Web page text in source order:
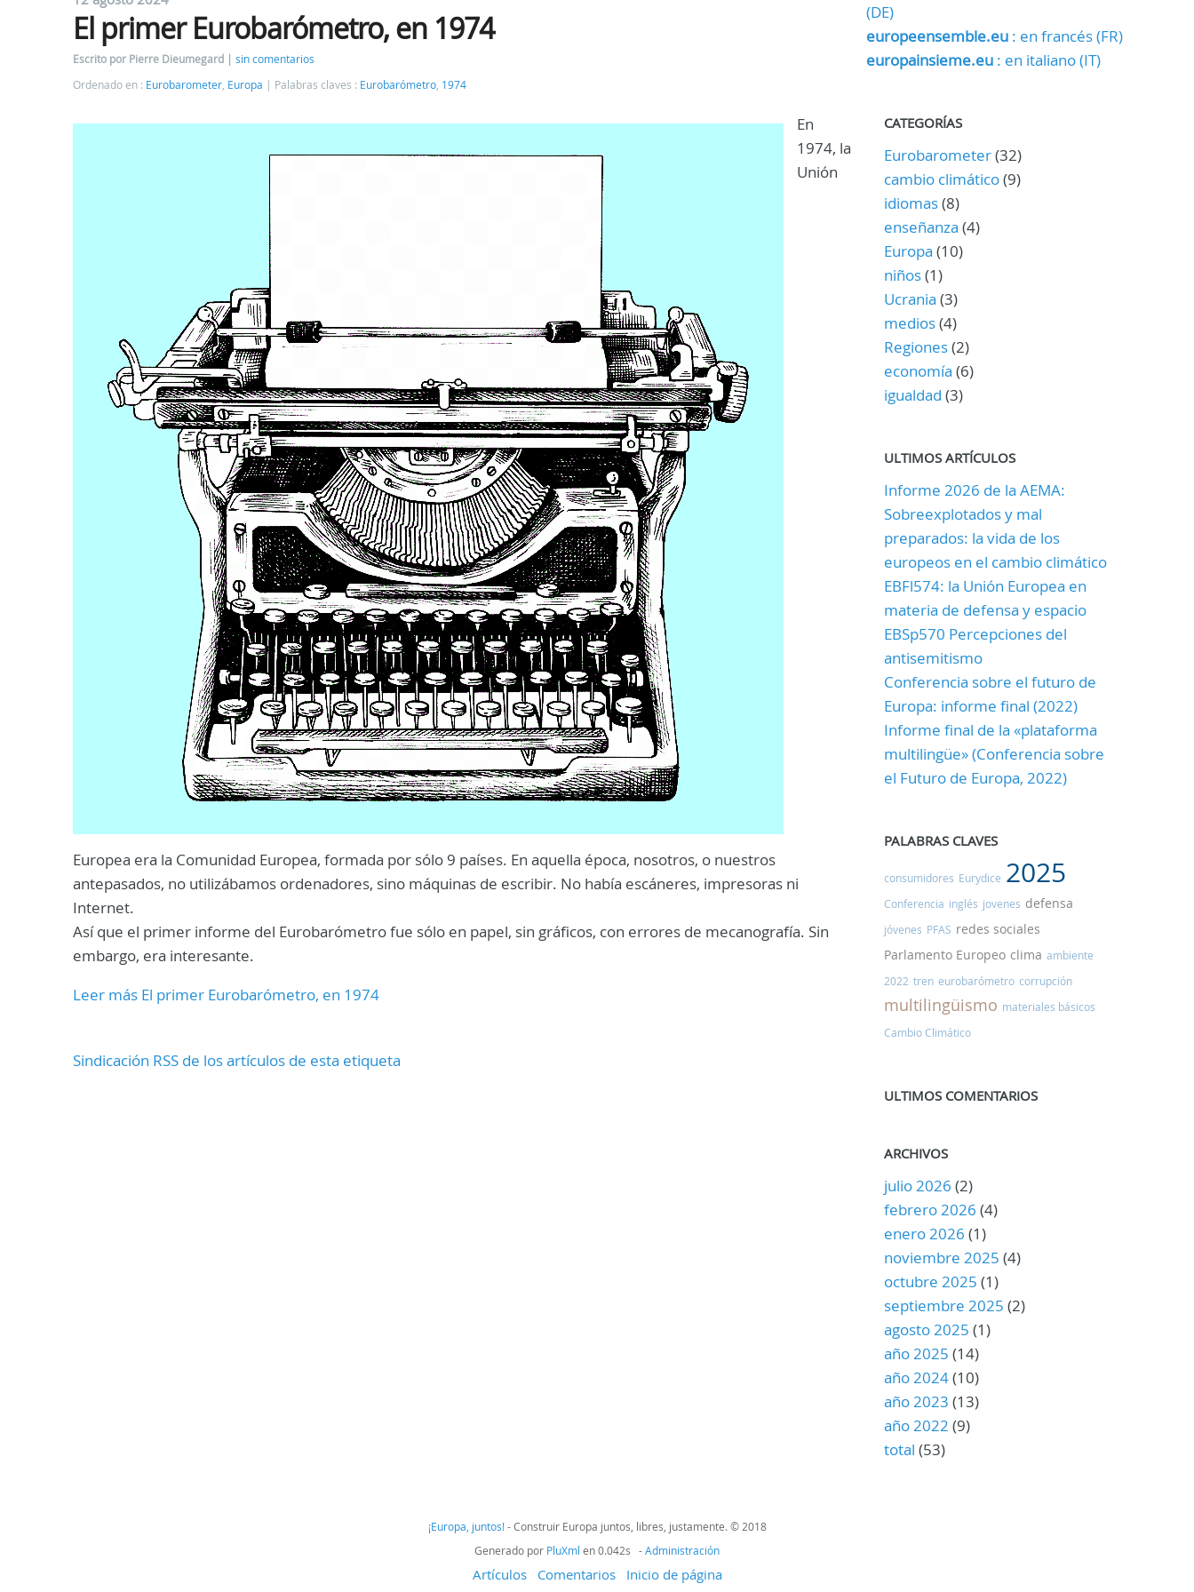
El primer Eurobarómetro, en 1974
Escrito por Pierre Dieumegard
sin comentarios
Ordenado en : Eurobarometer, Europa Palabras claves : Eurobarómetro, 1974
En
1974, la
Unión
Europea era la Comunidad Europea, formada por sólo 9 países. En aquella época, nosotros, o nuestros
antepasados, no utilizábamos ordenadores, sino máquinas de escribir. No había escáneres, impresoras ni
Internet.
Así que el primer informe del Eurobarómetro fue sólo en papel, sin gráficos, con errores de mecanografía. Sin
embargo, era interesante.
Leer más El primer Eurobarómetro, en 1974
Sindicación RSS de los artículos de esta etiqueta
(DE)
europeensemble.eu: en francés (FR)
europainsieme.eu: en italiano (IT)
CATEGORÍAS
Eurobarometer(32)
cambio climático(9)
idiomas(8)
enseñanza (4)
Europa (10)
niños(1)
Ucrania (3)
medios(4)
Regiones(2)
economía (6)
igualdad (3)
ULTIMOS ARTÍCULOS
Informe 2026 de la AEMA:
Sobreexplotados y mal
preparados: la vida de los
europeos en el cambio climático
EBFl574: la Unión Europea en
materia de defensa y espacio
EBSp570 Percepciones del
antisemitismo
Conferencia sobre el futuro de
Europa: informe final (2022)
Informe final de la «plataforma
multilingüe» (Conferencia sobre
el Futuro de Europa, 2022)
PALABRAS CLAVES
consumidores Eurydice 2025
Conferencia inglés jovenes defensa
jóvenes PFAS redes sociales
Parlamento Europeo clima ambiente
2022 tren eurobarómetro corrupción
multilingüismo materiales básicos
Cambio Climático
ULTIMOS COMENTARIOS
ARCHIVOS
julio 2026 (2)
febrero 2026 (4)
enero 2026 (1)
noviembre 2025 (4)
octubre 2025 (1)
septiembre 2025 (2)
agosto 2025 (1)
año 2025 (14)
año 2024(10)
año 2023 (13)
año 2022 (9)
total (53)
¡Europa, juntos!- Construir Europa juntos, libres, justamente. © 2018
Generado por PluXml en 0.042s -Administración
Artículos Comentarios Inicio de página